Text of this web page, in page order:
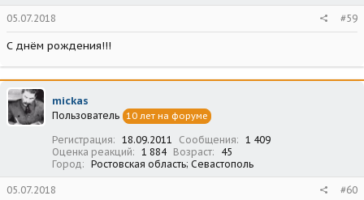
05.07.2018 #59
С днём рождения!!!
mickas
Пользователь 10 лет на форуме
Регистрация 18.09.2011 Сообщения
1 409
Оценка реакций
1 884 Возраст
45
Город
Ростовская область; Севастополь
05.07.2018 #60